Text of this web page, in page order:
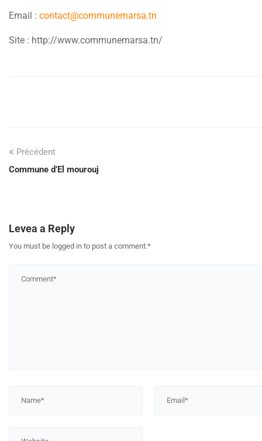
Email : contact@communemarsa.tn
Site : http://www.communemarsa.tn/
Précédent
Commune d’El mourouj
Levea a Reply
You must be logged in to post a comment.*